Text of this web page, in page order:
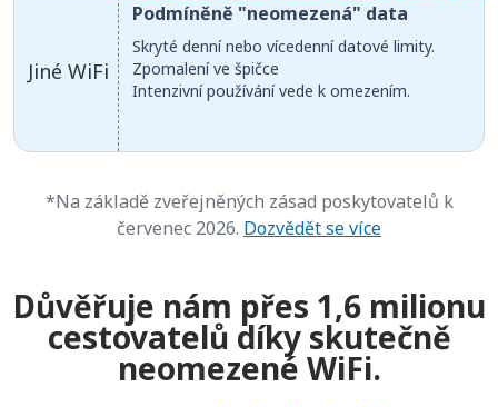
Jiné WiFi
Podmíněně "neomezená" data
Skryté denní nebo vícedenní datové limity.
Zpomalení ve špičce
Intenzivní používání vede k omezením.
*Na základě zveřejněných zásad poskytovatelů k
červenec 2026. Dozvědět se více
Důvěřuje nám přes 1,6 milionu
cestovatelů díky skutečně
neomezené WiFi.